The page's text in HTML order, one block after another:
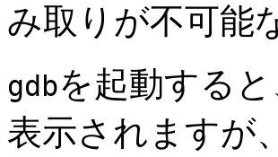
み取りが不可能
gdbを起動する
表示されますが